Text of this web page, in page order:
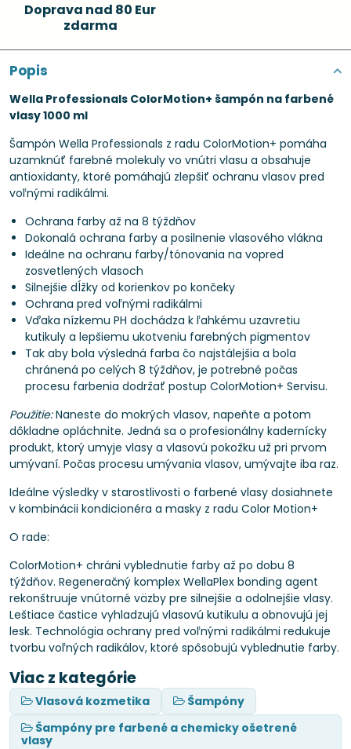
Doprava nad 80 Eur
zdarma
Popis
Wella Professionals ColorMotion+ šampón na farbené
vlasy 1000 ml
Šampón Wella Professionals z radu ColorMotion+ pomáha
uzamknúť farebné molekuly vo vnútri vlasu a obsahuje
antioxidanty, ktoré pomáhajú zlepšiť ochranu vlasov pred
voľnými radikálmi.
Ochrana farby až na 8 týždňov
Dokonalá ochrana farby a posilnenie vlasového vlákna
Ideálne na ochranu farby/tónovania na vopred
zosvetlených vlasoch
Silnejšie dĺžky od korienkov po končeky
Ochrana pred voľnými radikálmi
Vďaka nízkemu PH dochádza k ľahkému uzavretiu
kutikuly a lepšiemu ukotveniu farebných pigmentov
Tak aby bola výsledná farba čo najstálejšia a bola
chránená po celých 8 týždňov, je potrebné počas
procesu farbenia dodržať postup ColorMotion+ Servisu.
Použitie:Naneste do mokrých vlasov, napeňte a potom
dôkladne opláchnite. Jedná sa o profesionálny kadernícky
produkt, ktorý umyje vlasy a vlasovú pokožku už pri prvom
umývaní. Počas procesu umývania vlasov, umývajte iba raz.
Ideálne výsledky v starostlivosti o farbené vlasy dosiahnete
v kombinácii kondicionéra a masky z radu Color Motion+
O rade:
ColorMotion+ chráni vyblednutie farby až po dobu 8
týždňov. Regeneračný komplex WellaPlex bonding agent
rekonštruuje vnútorné väzby pre silnejšie a odolnejšie vlasy.
Leštiace častice vyhladzujú vlasovú kutikulu a obnovujú jej
lesk. Technológia ochrany pred voľnými radikálmi redukuje
tvorbu voľných radikálov, ktoré spôsobujú vyblednutie farby.
Viac z kategórie
Vlasová kozmetika
Šampóny
Šampóny pre farbené a chemicky ošetrené
vlasy